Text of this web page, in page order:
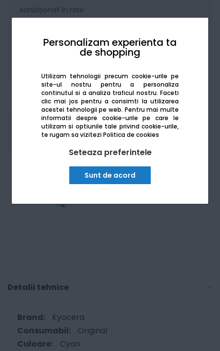
Personalizam experienta ta
de shopping
Utilizam tehnologii precum cookie-urile pe
site-ul nostru pentru a personaliza
continutul si a analiza traficul nostru. Faceti
clic mai jos pentru a consimti la utilizarea
acestei tehnologii pe web. Pentru mai multe
informatii despre cookie-urile pe care le
utilizam si optiunile tale privind cookie-urile,
te rugam sa viziteziPolitica de cookies
Seteaza preferintele
Sunt de acord
Achiziționat în rate
Produsele sunt disponibile pe platforma de
achizitii publiceSEAP/SICAP
Detalii tehnice
Kyocera
Original
Cyan